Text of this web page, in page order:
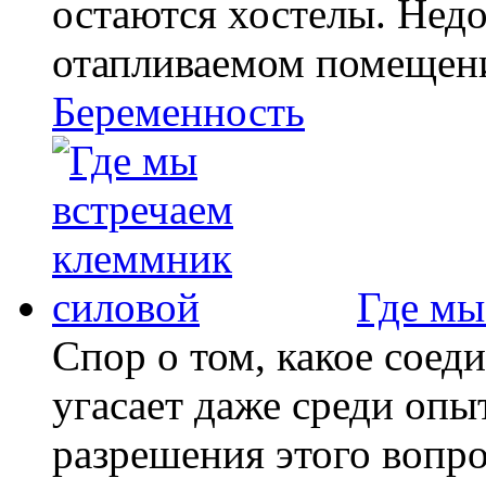
остаются хостелы.
отапливаемом
Беременность
Где
Спор о том, какое
угасает даже среди
разрешения этого